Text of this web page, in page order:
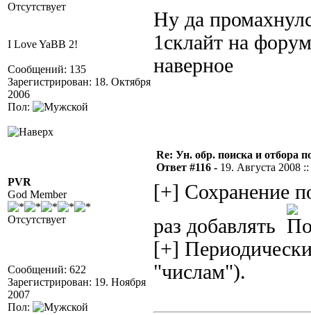
Отсутствует
I Love YaBB 2!
Сообщений: 135
Зарегистрирован: 18. Октября
2006
Пол:
Ну да
1склайт на
наверное
PVR
God Member
Отсутствует
Сообщений: 622
Зарегистрирован: 19. Ноября
2007
Пол:
Re: Ун. обр. поиска и отбора
Ответ #116 - 19. Августа 2008
[+] Сохранение
раз добавлять
[+]
"числам").